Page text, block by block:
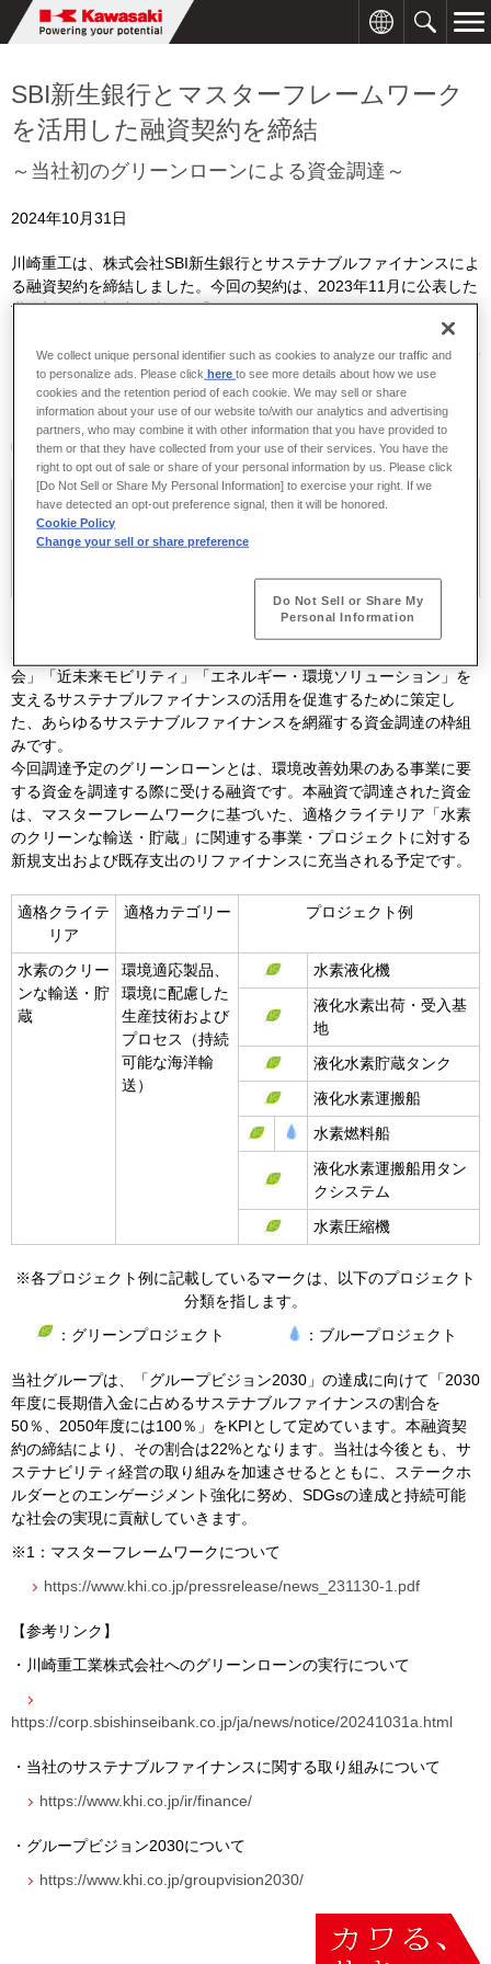
SBI新生銀行とマスターフレームワーク
を活用した融資契約を締結
～当社初のグリーンローンによる資金調達～
2024年10月31日
川崎重工は、株式会社SBI新生銀行とサステナブルファイナンスによ
る融資契約を締結しました。今回の契約は、 2023年11 月に公表した
世界初の資金調達の枠組み「マスターフレームワーク」※1を活用し
た初めてのグリーンローンでの融資契約となります。同フレームワ
ークを活用したサステナブルファイナンスとしては、本年1月に実行
をしたサステナビリティ・リンク・ローン、トランジション・ロー
ンと本年2 月に発行したトランジション・ボンドに続く4例目です。
■融資契約締結先とサステナブルファイナンスの種類
時期 金融機関名
サステナブルファイナンスの種
会」「近未来モビリティ」「エネルギー・環境ソリューション」を
支えるサステナブルファイナンスの活用を促進するために策定し
た、あらゆるサステナブルファイナンスを網羅する資金調達の枠組
みです。
今回調達予定のグリーンローンとは、環境改善効果のある事業に要
する資金を調達する際に受ける融資です。本融資で調達された資金
は、マスターフレームワークに基づいた、適格クライテリア「水素
のクリーンな輸送・貯蔵」に関連する事業・プロジェクトに対する
新規支出および既存支出のリファイナンスに充当される予定です。
適格クライテ
リア
適格カテゴリー プロジェクト例​
水素のクリー
ンな輸送・貯
蔵
環境適応製品、
環境に配慮した
生産技術および
プロセス（持続
可能な海洋輸
送）
水素液化機
液化水素出荷・受入基
地
液化水素貯蔵タンク
液化水素運搬船
水素燃料船
液化水素運搬船用タン
クシステム
水素圧縮機
※各プロジェクト例に記載しているマークは、以下のプロジェクト
分類を指します。
：グリーンプロジェクト
：ブループロジェクト
当社グループは、「グループビジョン2030 」の達成に向けて「2030
年度に長期借入金に占めるサステナブルファイナンスの割合を
50％、 2050年度には100％」をKPIとして定めています。本融資契
約の締結により、その割合は22%となります。当社は今後とも、サ
ステナビリティ経営の取り組みを加速させるとともに、ステークホ
ルダーとのエンゲージメント強化に努め、 SDGsの達成と持続可能
な社会の実現に貢献していきます。
※1 ：マスターフレームワークについて
https://www.khi.co.jp/pressrelease/news_231130-1.pdf
【参考リンク】
・川崎重工業株式会社へのグリーンローンの実行について
https://corp.sbishinseibank.co.jp/ja/news/notice/20241031a.html
・当社のサステナブルファイナンスに関する取り組みについて
https://www.khi.co.jp/ir/finance/
・グループビジョン2030について
https://www.khi.co.jp/groupvision2030/
We collect unique personal identifier such as cookies to analyze our traffic and
to personalize ads. Please click hereto see more details about how we use
cookies and the retention period of each cookie. We may sell or share
information about your use of our website to/with our analytics and advertising
partners, who may combine it with other information that you have provided to
them or that they have collected from your use of their services. You have the
right to opt out of sale or share of your personal information by us. Please click
[Do Not Sell or Share My Personal Information] to exercise your right. If we
have detected an opt-out preference signal, then it will be honored.
Cookie Policy
Change your sell or share preference
Do Not Sell or Share My
Personal Information